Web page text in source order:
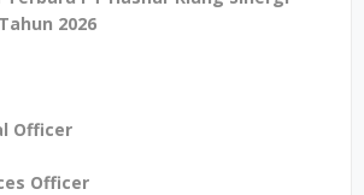
2026
Officer
Officer